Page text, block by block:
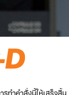
ทำคำสั่งนี้ให้เสร็จสิ้น